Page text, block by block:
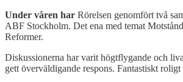
Under våren har Rörelsen genomfört två
ABF Stockholm. Det ena med temat
Reformer.
Diskussionerna har varit högtflygande och
gett överväldigande respons. Fantastiskt